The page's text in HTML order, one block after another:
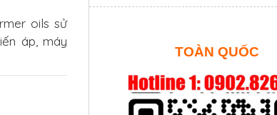
oils sử
áp, máy
TOÀN QUỐC